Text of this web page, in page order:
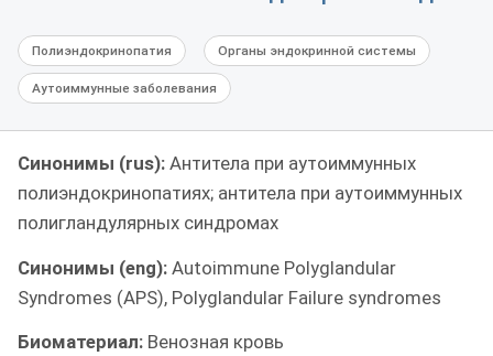
Полиэндокринопатия Органы эндокринной системы
Аутоиммунные заболевания
Синонимы (rus): Антитела при аутоиммунных
полиэндокринопатиях; антитела при аутоиммунных
полигландулярных синдромах
Синонимы (eng): Autoimmune Polyglandular
Syndromes (APS), Polyglandular Failure syndromes
Биоматериал: Венозная кровь